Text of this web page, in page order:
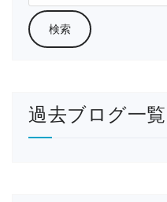
過去ブログ一覧